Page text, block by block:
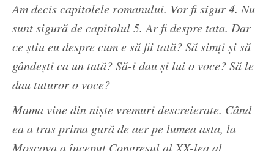
Am decis capitolele romanului. Vor fi sigur 4. Nu
sunt sigură de capitolul 5. Ar fi despre tata. Dar
ce știu eu despre cum e să fii tată? Să simți și să
gândești ca un tată? Să-i dau și lui o voce? Să le
dau tuturor o voce?
Mama vine din niște vremuri descreierate. Când
ea a tras prima gură de aer pe lumea asta, la
Moscova a început Congresul al XX-lea al